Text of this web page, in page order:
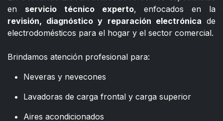
en servicio técnico experto, enfocados en la
revisión, diagnóstico y reparación electrónica de
electrodomésticos para el hogar y el sector comercial.
Brindamos atención profesional para:
Neveras y nevecones
Lavadoras de carga frontal y carga superior
Aires acondicionados